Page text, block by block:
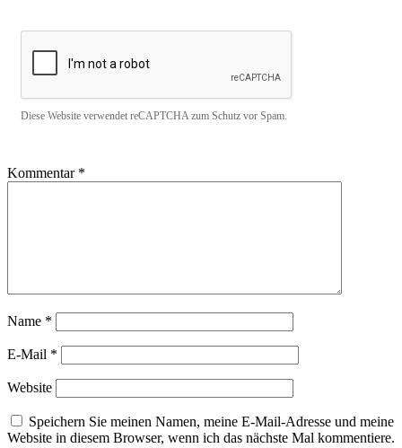
Diese Website verwendet reCAPTCHA zum Schutz vor Spam.
Kommentar *
Name *
E-Mail *
Website
Speichern Sie meinen Namen, meine E-Mail-Adresse und meine
Website in diesem Browser, wenn ich das nächste Mal kommentiere.